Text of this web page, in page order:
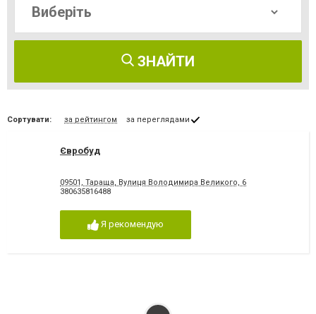
ЗНАЙТИ
Сортувати: за рейтингом за переглядами
Євробуд
09501, Тараща, Вулиця Володимира Великого, 6
380635816488
Я рекомендую